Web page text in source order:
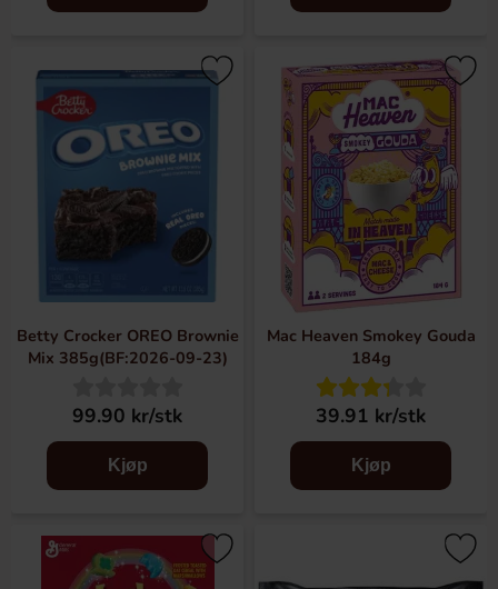
Betty Crocker OREO Brownie
Mix 385g(BF:2026-09-23)
99.90 kr/stk
Kjøp
Mac Heaven Smokey Gouda
184g
39.91 kr/stk
Kjøp